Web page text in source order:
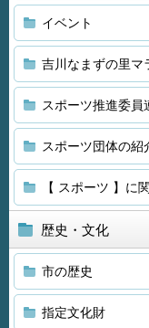
イベント
吉川なまずの里マ
スポーツ推進委員
スポーツ団体の紹
【 スポーツ 】に
歴史・文化
市の歴史
指定文化財